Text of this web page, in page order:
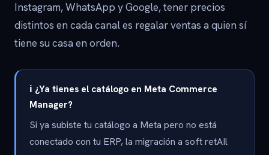
Instagram, WhatsApp y Google, tener precios
distintos en cada canal es regalar ventas a quien sí
tiene su casa en orden.
ℹ️ ¿Ya tienes el catálogo en Meta Commerce
Manager?
Si ya subiste tu catálogo a Meta pero no está
conectado con tu ERP, la migración a soft retAIl